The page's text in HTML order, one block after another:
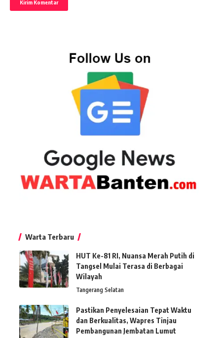
Warta Terbaru
HUT Ke-81 RI, Nuansa Merah Putih di
Tangsel Mulai Terasa di Berbagai
Wilayah
Tangerang Selatan
Pastikan Penyelesaian Tepat Waktu
dan Berkualitas, Wapres Tinjau
Pembangunan Jembatan Lumut